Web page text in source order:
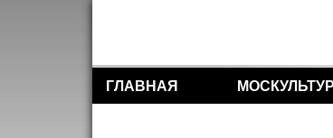
Разделы сайта
ГЛАВНАЯ